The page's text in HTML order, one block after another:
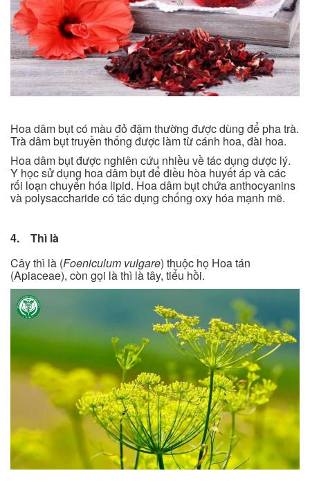
Hoa dâm bụt có màu đỏ đậm thường được dùng để pha trà.
Trà dâm bụt truyền thống được làm từ cánh hoa, đài hoa.
Hoa dâm bụt được nghiên cứu nhiều về tác dụng dược lý.
Y học sử dụng hoa dâm bụt để điều hòa huyết áp và các
rối loạn chuyển hóa lipid. Hoa dâm bụt chứa anthocyanins
và polysaccharide có tác dụng chống oxy hóa mạnh mẽ.
4. Thì là
Cây thì là (Foeniculum vulgare) thuộc họ Hoa tán
(Apiaceae), còn gọi là thì là tây, tiểu hồi.